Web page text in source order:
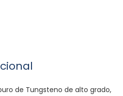
de Tungsteno de alto grado,